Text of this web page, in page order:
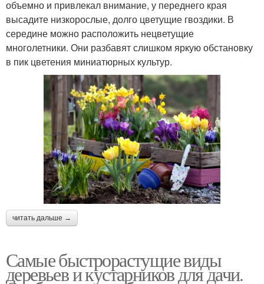
объемно и привлекал внимание, у переднего края
высадите низкорослые, долго цветущие гвоздики. В
середине можно расположить нецветущие
многолетники. Они разбавят слишком яркую обстановку
в пик цветения миниатюрных культур.
читать дальше →
Самые быстрорастущие виды
деревьев и кустарников для дачи.